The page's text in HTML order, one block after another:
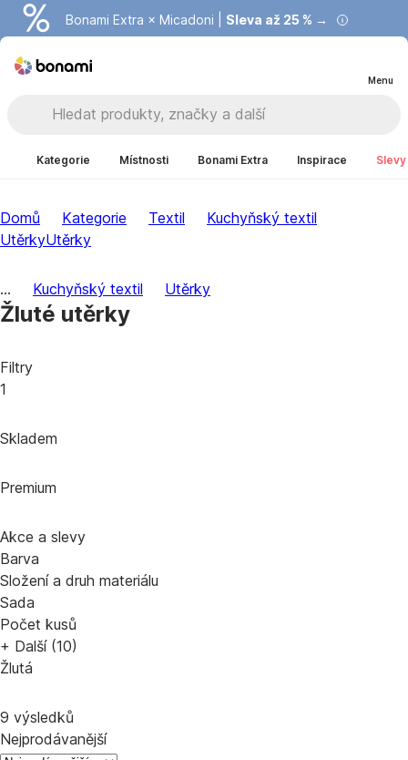
Bonami Extra × Micadoni | Sleva až 25 % →
Summer Sale | Ušetřete až 40 % →
Menu
Kategorie Místnosti Bonami Extra Inspirace
Domů Kategorie Textil
Kuchyňský textil
UtěrkyUtěrky
... Kuchyňský textil Utěrky
Žluté utěrky
Filtry
1
Skladem
Premium
Akce a slevy
Barva
Složení a druh materiálu
Sada
Počet kusů
+ Další (10)
Žlutá
9 výsledků
Nejprodávanější